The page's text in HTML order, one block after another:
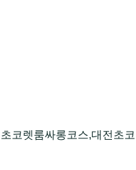
코렛룸싸롱코스,대전초